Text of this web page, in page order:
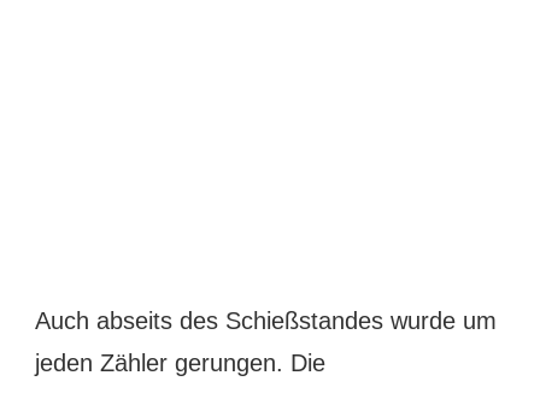
Auch abseits des Schießstandes wurde um
jeden Zähler gerungen. Die